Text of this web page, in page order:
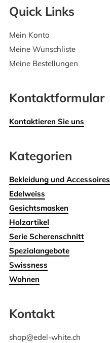
Quick Links
Mein Konto
Meine Wunschliste
Meine Bestellungen
Kontaktformular
Kontaktieren Sie uns
Kategorien
Bekleidung und Accessoires
Edelweiss
Gesichtsmasken
Holzartikel
Serie Scherenschnitt
Spezialangebote
Swissness
Wohnen
Kontakt
shop@edel-white.ch